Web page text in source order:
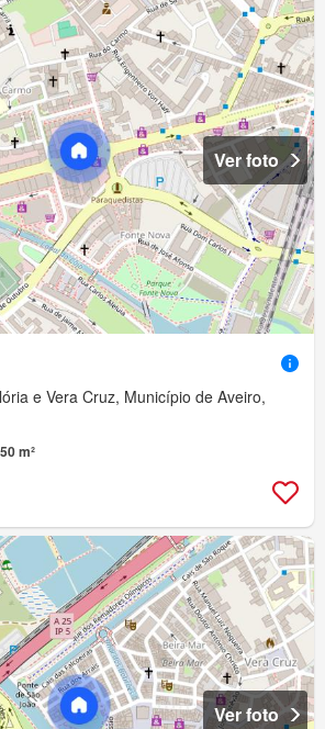
Ver foto
e Vera Cruz, Município de Aveiro,
50 m²
Ver foto